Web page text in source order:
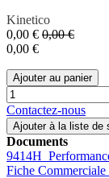
Kinetico
0,00 € 0,00€
0,00 €
Ajouter au panier
Contactez-nous
Ajouter à la liste de
Documents
Fiche